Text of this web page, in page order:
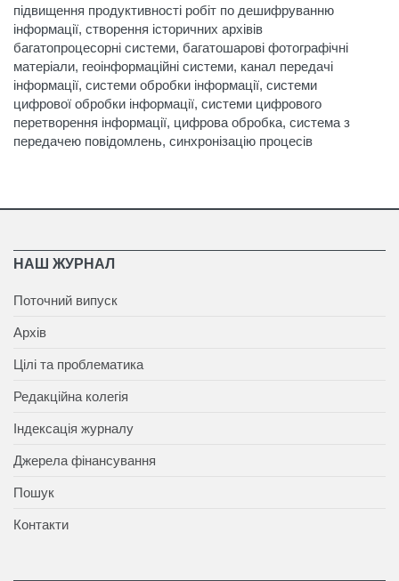
підвищення продуктивності робіт по дешифруванню
інформації, створення історичних архівів
багатопроцесорні системи, багатошарові фотографічні
матеріали, геоінформаційні системи, канал передачі
інформації, системи обробки інформації, системи
цифрової обробки інформації, системи цифрового
перетворення інформації, цифрова обробка, система з
передачею повідомлень, синхронізацію процесів
НАШ ЖУРНАЛ
Поточний випуск
Архів
Цілі та проблематика
Редакційна колегія
Індексація журналу
Джерела фінансування
Пошук
Контакти